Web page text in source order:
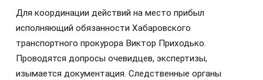
Для координации действий на место прибыл
исполняющий обязанности Хабаровского
транспортного прокурора Виктор Приходько.
Проводятся допросы очевидцев, экспертизы,
изымается документация. Следственные органы